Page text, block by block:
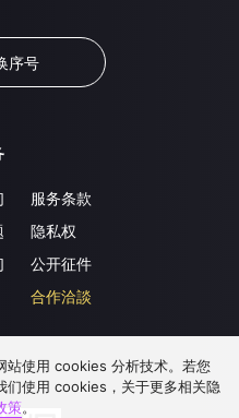
序号
服务条款
隐私权
公开征件
合作洽談
站使用 cookies 分析技术。若您
们使用 cookies，关于更多相关隐
策。